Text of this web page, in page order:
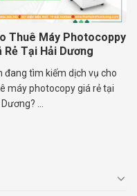
Thuê Máy Photocoppy
Rẻ Tại Hải Dương
đang tìm kiếm dịch vụ cho
máy photocopy giá rẻ tại
Dương? ...